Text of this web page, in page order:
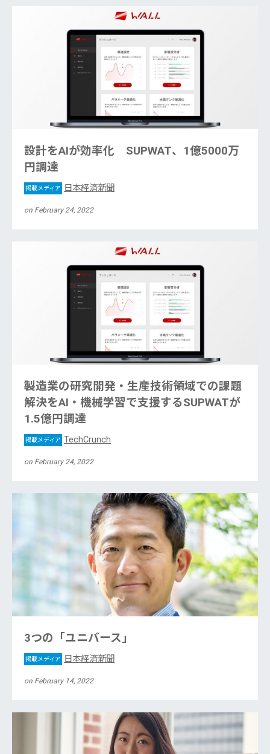
設計をAIが効率化 SUPWAT、1億5000万
円調達
掲載メディア 日本経済新聞
on February 24, 2022
製造業の研究開発・生産技術領域での課題
解決をAI・機械学習で支援するSUPWATが
1.5億円調達
掲載メディア TechCrunch
on February 24, 2022
3つの「ユニバース」
掲載メディア 日本経済新聞
on February 14, 2022